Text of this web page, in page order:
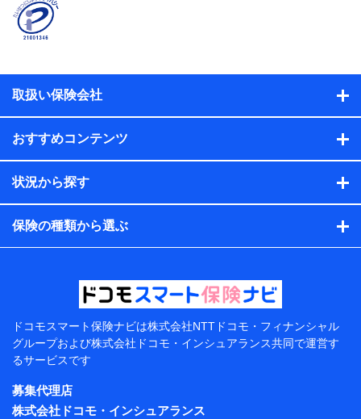
名、住所、生年月日、性別、保険契約者と被保険者の関
係、保険加入の目的、保険商品の内容、保険料、保険料
のお支払方法、車のメーカーや走行距離などの情報、建
ル内容や送信履歴の情報及び保険の更改案内等を提供し
保険契約情報
当社または株式会社NTTドコモ・フィナンシャルグルー
プが取得し、又は保有する保険契約に関する情報。例と
して、保険契約者及び被保険者の氏名、住所、生年月
日、性別、保険契約者と被保険者の関係、保険加入の目
的、保険商品の内容、保険料、保険料のお支払方法、車
のメーカーや走行距離などの情報、建物の構造や築年数
などの情報、ペットの種類や年齢などの情報などが含ま
提供当事者から受領当事者が個人データを取得する方法
電子的・電磁的方法等
【共同して利用する者の範囲】
当社
株式会社NTTドコモ・フィナンシャルグループ
【利用目的】
取扱い保険会社
おすすめコンテンツ
状況から探す
保険の種類から選ぶ
ドコモスマート保険ナビは株式会社NTTドコモ・フィナンシャル
グループおよび株式会社ドコモ・インシュアランス共同で運営す
るサービスです
募集代理店
株式会社ドコモ・インシュアランス